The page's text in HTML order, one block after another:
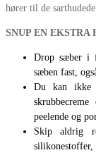
hører til de
SNUP EN
Drop sæber i
sæben fast,
Du kan ikke
peelende og
Skip aldrig